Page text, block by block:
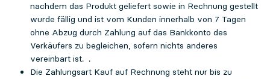
nachdem das Produkt geliefert sowie in Rechnung gestellt
wurde fällig und ist vom Kunden innerhalb von 7 Tagen
ohne Abzug durch Zahlung auf das Bankkonto des
Verkäufers zu begleichen, sofern nichts anderes
vereinbart ist. .
Die Zahlungsart Kauf auf Rechnung steht nur bis zu